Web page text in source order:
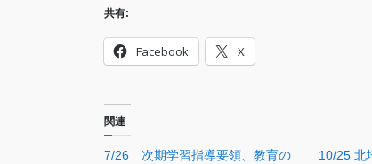
共有:
Facebook X
関連
7/26 次期学習指導要領、教育の
10/25 北